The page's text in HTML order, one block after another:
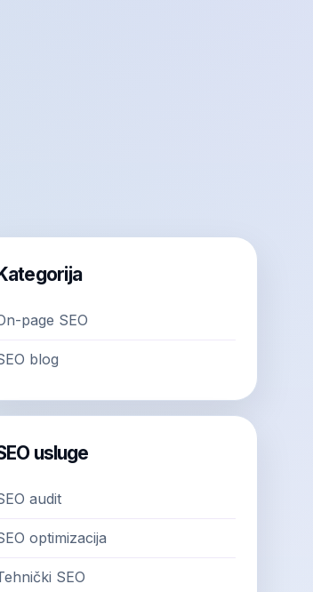
page SEO
blog
usluge
audit
optimizacija
SEO